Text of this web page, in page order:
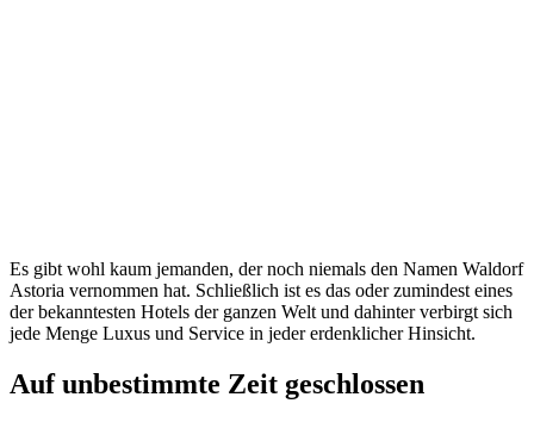
Es gibt wohl kaum jemanden, der noch niemals den Namen Waldorf
Astoria vernommen hat. Schließlich ist es das oder zumindest eines
der bekanntesten Hotels der ganzen Welt und dahinter verbirgt sich
jede Menge Luxus und Service in jeder erdenklicher Hinsicht.
Auf unbestimmte Zeit geschlossen